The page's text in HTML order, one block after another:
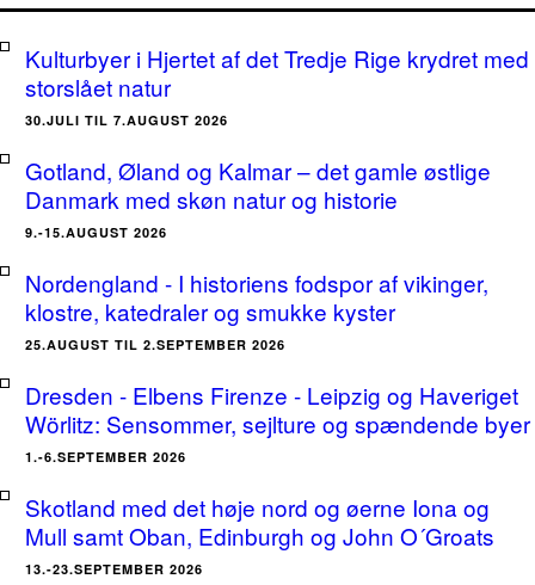
Kulturbyer i Hjertet af det Tredje Rige krydret med
storslået natur
30.JULI TIL 7.AUGUST 2026
Gotland, Øland og Kalmar – det gamle østlige
Danmark med skøn natur og historie
9.-15.AUGUST 2026
Nordengland - I historiens fodspor af vikinger,
klostre, katedraler og smukke kyster
25.AUGUST TIL 2.SEPTEMBER 2026
Dresden - Elbens Firenze - Leipzig og Haveriget
Wörlitz: Sensommer, sejlture og spændende byer
1.-6.SEPTEMBER 2026
Skotland med det høje nord og øerne Iona og
Mull samt Oban, Edinburgh og John O´Groats
13.-23.SEPTEMBER 2026